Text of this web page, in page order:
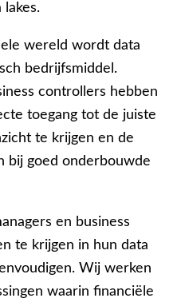
lakes.
wereld wordt data
bedrijfsmiddel.
controllers hebben
toegang tot de juiste
te krijgen en de
bij goed onderbouwde
en business
te krijgen in hun data
Wij werken
waarin financiële